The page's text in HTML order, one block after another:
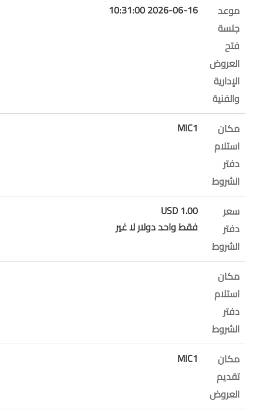
موعد
جلسة
العروض
الإدارية
والفنية
2026-06-16 10:31:00
مكان
استلام
دفتر
الشروط
MIC1
سعر
دفتر
الشروط
1.00 USD
فقط واحد دولار لا غير
مكان
استلام
دفتر
الشروط
مكان
تقديم
العروض
MIC1